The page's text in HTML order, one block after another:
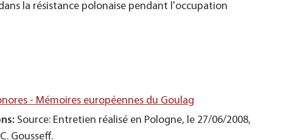
la résistance polonaise pendant l'occupation
- Mémoires européennes du Goulag
Source: Entretien réalisé en Pologne, le 27/06/2008,
Gousseff.